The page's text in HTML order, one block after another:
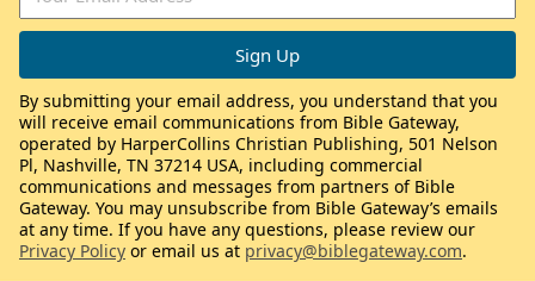
By submitting your email address, you understand that you
will receive email communications from Bible Gateway,
operated by HarperCollins Christian Publishing, 501 Nelson
Pl, Nashville, TN 37214 USA, including commercial
communications and messages from partners of Bible
Gateway. You may unsubscribe from Bible Gateway’s emails
at any time. If you have any questions, please review our
Privacy Policy or email us at privacy@biblegateway.com.